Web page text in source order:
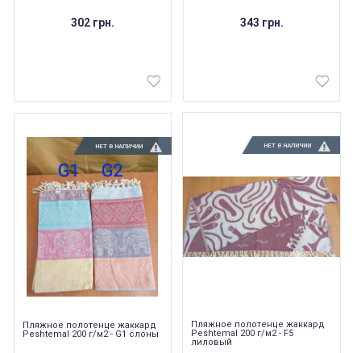
302 грн. 343 грн.
НЕТ В НАЛИЧИИ
Пляжное полотенце жаккард
Peshtemal 200 г/м2 - G1 слоны
НЕТ В НАЛИЧИИ
Пляжное полотенце жаккард
Peshtemal 200 г/м2 - F5
лиловый